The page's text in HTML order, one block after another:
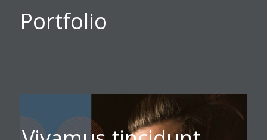
Portfolio